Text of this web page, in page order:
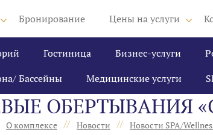
Бронирование Цены на услуги
Гостиница Бизнес-услуги
Бассейны
Медицинские услуги
ОБЕРТЫВАНИЯ
О комплексе // Новости // Новости SPA/